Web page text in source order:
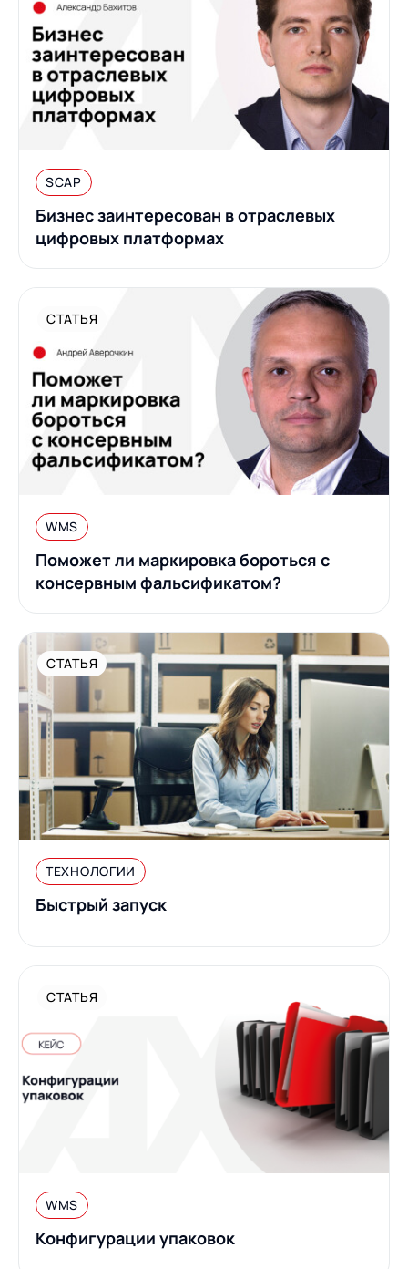
SCAP
Бизнес заинтересован в отраслевых
цифровых платформах
WMS
Поможет ли маркировка бороться с
консервным фальсификатом?
СТАТЬЯ
ТЕХНОЛОГИИ
Быстрый запуск
СТАТЬЯ
WMS
Конфигурации упаковок
СТАТЬЯ